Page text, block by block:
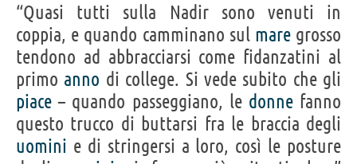
“Quasi tutti sulla Nadir sono venuti in
coppia, e quando camminano sul maregrosso
tendono ad abbracciarsi come fidanzatini al
primo anno di college. Si vede subito che gli
piace – quando passeggiano, le donnefanno
questo trucco di buttarsi fra le braccia degli
uomini e di stringersi a loro, così le posture